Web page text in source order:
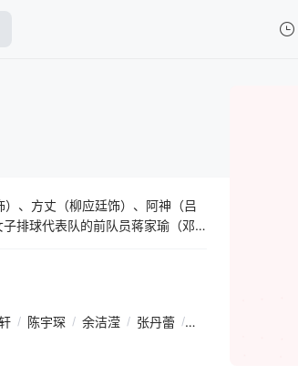
暂无观看影片的记录
、方丈（柳应廷饰）、阿神（吕
排球代表队的前队员蒋家瑜（邓
验，在挫折中互相成长。家瑜亦尝
（我们不高），但别小看我们！
/ 陈宇琛 / 余洁滢 / 张丹蕾 / 邱傲然